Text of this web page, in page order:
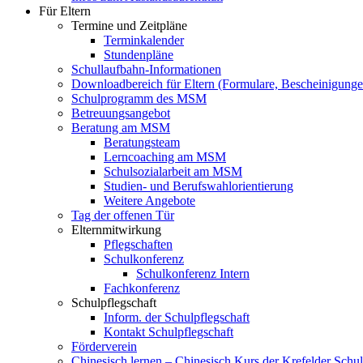
Für Eltern
Termine und Zeitpläne
Terminkalender
Stundenpläne
Schullaufbahn-Informationen
Downloadbereich für Eltern (Formulare,
Schulprogramm des MSM
Betreuungsangebot
Beratung am MSM
Beratungsteam
Lerncoaching am MSM
Schulsozialarbeit am MSM
Studien- und Berufswahlorientierung
Weitere Angebote
Tag der offenen Tür
Elternmitwirkung
Pflegschaften
Schulkonferenz
Schulkonferenz Intern
Fachkonferenz
Schulpflegschaft
Inform. der Schulpflegschaft
Kontakt Schulpflegschaft
Förderverein